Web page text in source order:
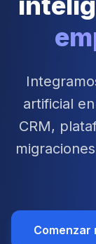
artificial
CRM,
Comenzar